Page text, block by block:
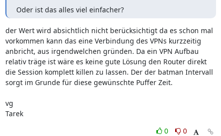
Oder ist das alles viel einfacher?
der Wert wird absichtlich nicht berücksichtigt da es schon mal
vorkommen kann das eine Verbindung des VPNs kurzzeitig
anbricht, aus irgendwelchen gründen. Da ein VPN Aufbau
relativ träge ist wäre es keine gute Lösung den Router direkt
die Session komplett killen zu lassen. Der der batman Intervall
sorgt im Grunde für diese gewünschte Puffer Zeit.
vg
Tarek
0
0